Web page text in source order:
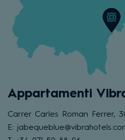
Appartamenti
Carrer Carles Roman Ferrer,
E: